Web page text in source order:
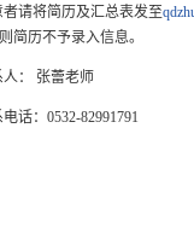
者请将简历及汇总表发至
简历不予录入信息。
人： 张蕾老师
话：0532-82991791